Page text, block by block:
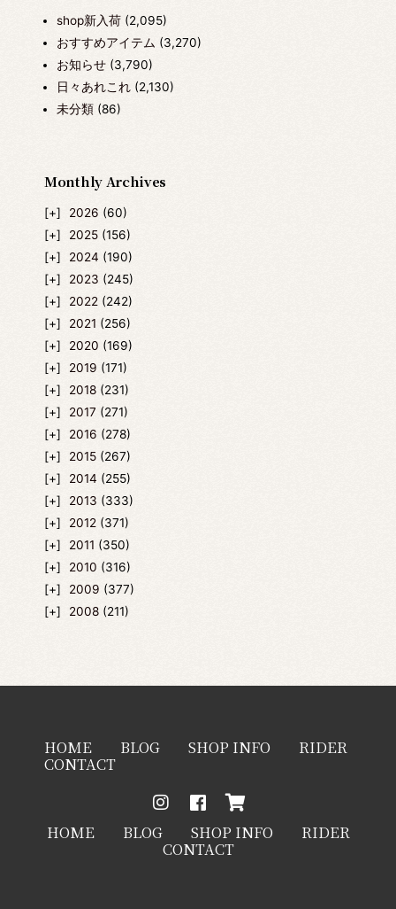
shop新入荷(2,095)
おすすめアイテム (3,270)
お知らせ(3,790)
日々あれこれ(2,130)
未分類(86)
Monthly Archives
2026 (60)
2025 (156)
2024 (190)
2023 (245)
2022 (242)
2021 (256)
2020 (169)
2019 (171)
2018 (231)
2017 (271)
2016 (278)
2015 (267)
2014 (255)
2013 (333)
2012 (371)
2011 (350)
2010 (316)
2009 (377)
2008 (211)
HOME BLOG SHOP INFO RIDER
CONTACT
HOME BLOG SHOP INFO RIDER
CONTACT